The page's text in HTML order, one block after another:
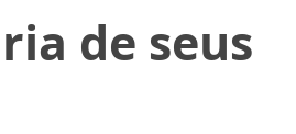
de seus